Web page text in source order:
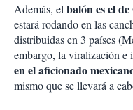
Además, elbalón es el
estará rodando en las
distribuidas en 3 países
embargo, la viralización e
en el aficionado
mismo que se llevará a